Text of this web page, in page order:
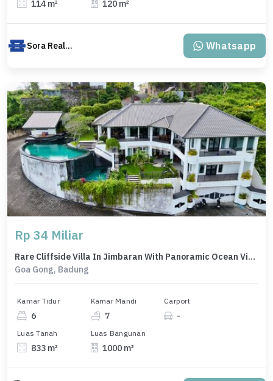
114 m² 120 m²
Sora Realty Bali Whatsapp
Rp 34 Miliar
Rare Cliffside Villa In Jimbaran With Panoramic Ocean Views
Goa Gong, Badung
Kamar Tidur
6
Kamar Mandi
7
Carport
-
Luas Tanah
833 m²
Luas Bangunan
1000 m²